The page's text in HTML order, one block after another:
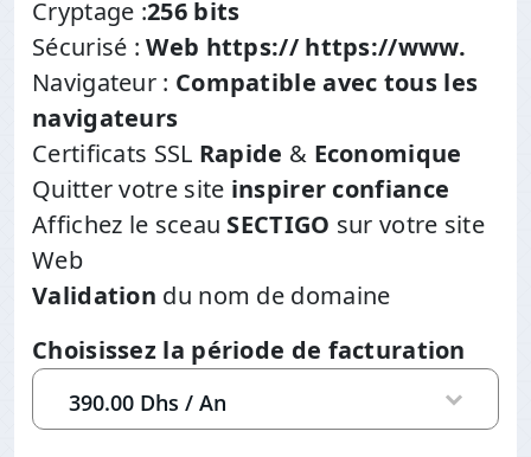
Cryptage :256 bits
Sécurisé :Web https:// https://www.
Navigateur : Compatible avec tous les
navigateurs
Certificats SSL Rapide & Economique
Quitter votre site inspirer confiance
Affichez le sceau SECTIGO sur votre site
Web
Validation du nom de domaine
Choisissez la période de facturation